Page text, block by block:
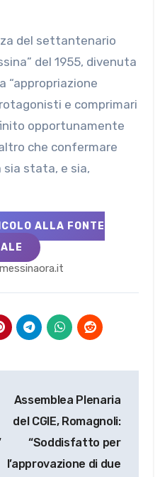
del 1955, divenuta
“appropriazione
e comprimari
opportunamente
che confermare
sia stata, e sia,
ALLA FONTE
Assemblea Plenaria
del CGIE, Romagnoli:
“Soddisfatto per
l’approvazione di due